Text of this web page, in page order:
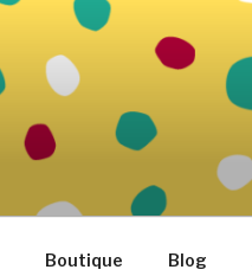
Boutique Blog